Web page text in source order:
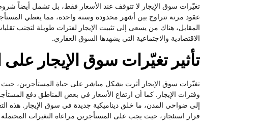
تغيّرات سوق الإيجار لا تتوقف عند الأسعار فقط، بل تشمل أيضاً
عقود مرنة تتراوح بين أشهر محدودة وسنة واحدة، مما يعطي
المقابل، هناك من يسعى إلى تثبيت الإيجار لفترات طويلة لتجنب
الاقتصادية والاجتماعية التي يشهدها السوق العقاري.
تأثير تغيّرات سوق الإيجار
تغيّرات سوق الإيجار أثرت بشكل مباشر على حياة المستأجرين، حيث
وفترات الإيجار. كما أن ارتفاع الأسعار في بعض المناطق دفع
إلى ضواحي المدن، ما خلق ديناميكية جديدة في سوق الإيجار. هذه
قرار استئجار، حيث يجب على المستأجرين مراعاة التغيرات